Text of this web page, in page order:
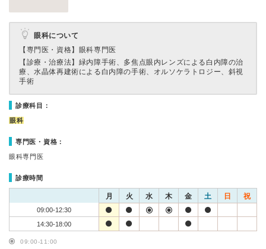
眼科について
【専門医・資格】 眼科専門医
【診療・治療法】 緑内障手術、多焦点眼内レンズによる白内障の治
療、水晶体再建術による白内障の手術、オルソケラトロジー、斜視
手術
診療科目：
眼科
専門医・資格：
眼科専門医
診療時間
月 火 水 木 金 土 日 祝
09:00-12:30
14:30-18:00
09:00-11:00